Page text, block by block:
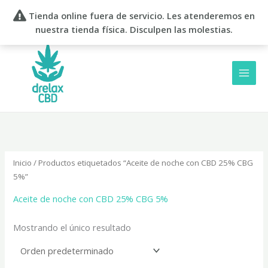
Tienda online fuera de servicio. Les atenderemos en
nuestra tienda física. Disculpen las molestias.
contenido
Inicio / Productos etiquetados “Aceite de noche con CBD 25% CBG
5%”
Aceite de noche con CBD 25% CBG 5%
Mostrando el único resultado